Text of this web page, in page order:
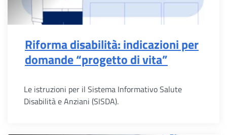
Riforma disabilità: indicazioni per
domande “progetto di vita”
Le istruzioni per il Sistema Informativo Salute
Disabilità e Anziani (SISDA).